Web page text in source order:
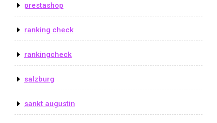
prestashop
ranking check
rankingcheck
salzburg
sankt augustin